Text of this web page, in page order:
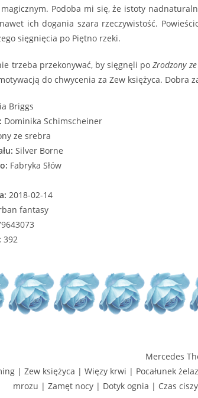
Podoba mi się, że istoty
ich dogania szara rzeczywistość.
sięgnięcia po Piętno rzeki.
trzeba przekonywać, by sięgnęli poZrodzony
do chwycenia za Zew księżyca. Dobra
Briggs
Dominika Schimscheiner
ze srebra
Silver Borne
Fabryka Słów
2018-02-14
fantasy
392
Mercedes
| Zew księżyca | Więzy krwi | Pocałunek
mrozu | Zamęt nocy | Dotyk ognia | Czas